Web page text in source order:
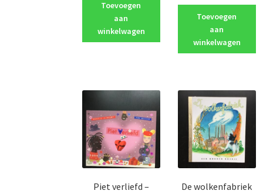
was:
€9.00.
Toevoegen
aan
winkelwagen
was:
€9.00.
Toevoegen
aan
winkelwagen
Piet verliefd –
De wolkenfabriek